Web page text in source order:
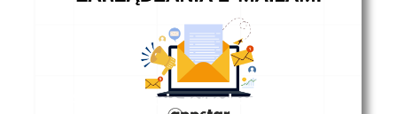
Automatyzacja zarządzania